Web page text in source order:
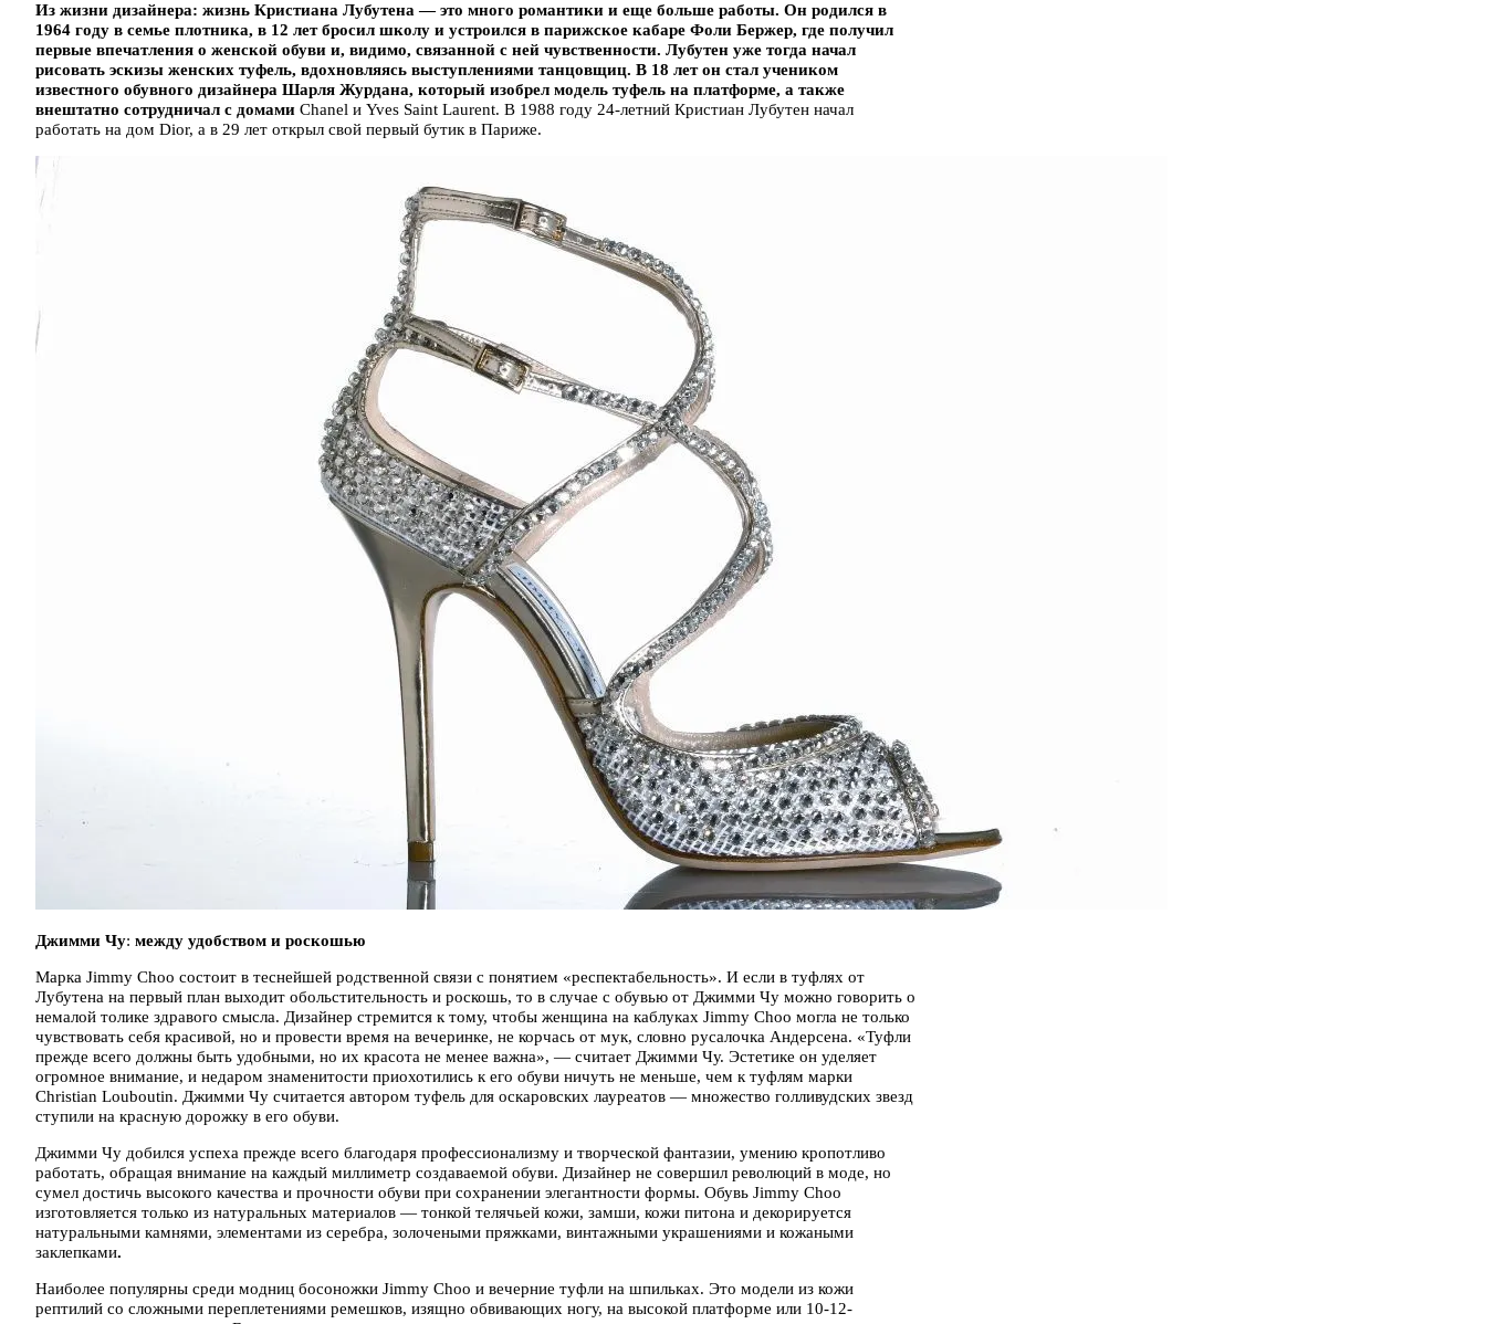
Из жизни дизайнера: жизнь Кристиана Лубутена — это много романтики и еще больше работы. Он родился в
1964 году в семье плотника, в 12 лет бросил школу и устроился в парижское кабаре Фоли Бержер, где получил
первые впечатления о женской обуви и, видимо, связанной с ней чувственности. Лубутен уже тогда начал
рисовать эскизы женских туфель, вдохновляясь выступлениями танцовщиц. В 18 лет он стал учеником
известного обувного дизайнера Шарля Журдана, который изобрел модель туфель на платформе, а также
внештатно сотрудничал с домами Chanel и Yves Saint Laurent. В 1988 году 24-летний Кристиан Лубутен начал
работать на дом Dior, а в 29 лет открыл свой первый бутик в Париже.
Джимми Чу: между удобством и роскошью
Марка Jimmy Choo состоит в теснейшей родственной связи с понятием «респектабельность». И если в туфлях от
Лубутена на первый план выходит обольстительность и роскошь, то в случае с обувью от Джимми Чу можно говорить о
немалой толике здравого смысла. Дизайнер стремится к тому, чтобы женщина на каблуках Jimmy Choo могла не только
чувствовать себя красивой, но и провести время на вечеринке, не корчась от мук, словно русалочка Андерсена. «Туфли
прежде всего должны быть удобными, но их красота не менее важна», — считает Джимми Чу. Эстетике он уделяет
огромное внимание, и недаром знаменитости приохотились к его обуви ничуть не меньше, чем к туфлям марки
Christian Louboutin. Джимми Чу считается автором туфель для оскаровских лауреатов — множество голливудских звезд
ступили на красную дорожку в его обуви.
Джимми Чу добился успеха прежде всего благодаря профессионализму и творческой фантазии, умению кропотливо
работать, обращая внимание на каждый миллиметр создаваемой обуви. Дизайнер не совершил революций в моде, но
сумел достичь высокого качества и прочности обуви при сохранении элегантности формы. Обувь Jimmy Choo
изготовляется только из натуральных материалов — тонкой телячьей кожи, замши, кожи питона и декорируется
натуральными камнями, элементами из серебра, золочеными пряжками, винтажными украшениями и кожаными
заклепками.
Наиболее популярны среди модниц босоножки Jimmy Choo и вечерние туфли на шпильках. Это модели из кожи
рептилий со сложными переплетениями ремешков, изящно обвивающих ногу, на высокой платформе или 10-12-